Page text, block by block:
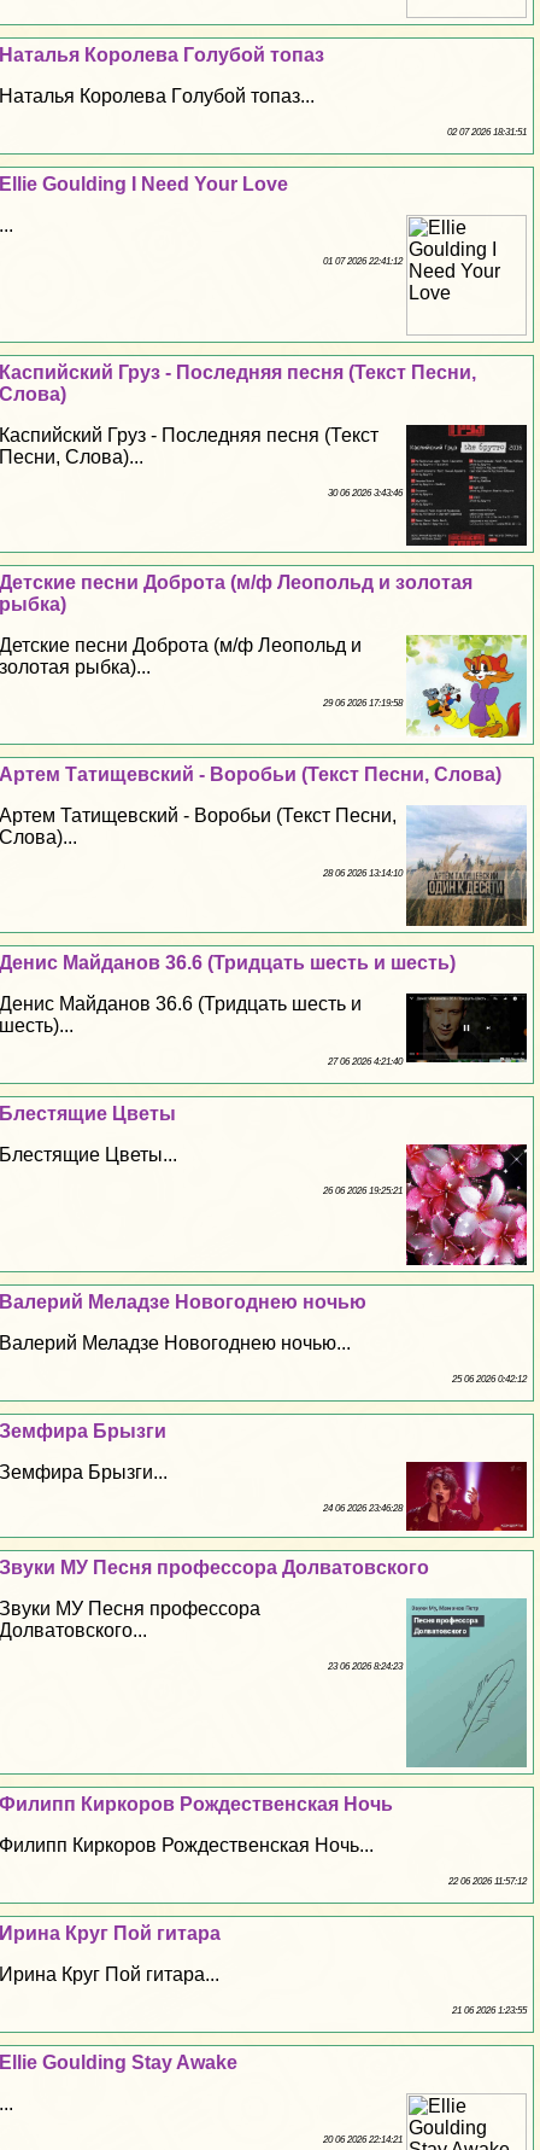
Наталья Королева Гoлyбой топаз
Наталья Королева Гoлyбой топаз...
02 07 2026 18:31:51
Ellie Goulding I Need Your Love
...
01 07 2026 22:41:12
Каспийский Груз - Последняя песня (Текст Песни,
Слова)
Каспийский Груз - Последняя песня (Текст
Песни, Слова)...
30 06 2026 3:43:46
Детские песни Доброта (м/ф Леопольд и золотая
рыбка)
Детские песни Доброта (м/ф Леопольд и
золотая рыбка)...
29 06 2026 17:19:58
Артем Татищевский - Воробьи (Текст Песни, Слова)
Артем Татищевский - Воробьи (Текст Песни,
Слова)...
28 06 2026 13:14:10
Денис Майданов 36.6 (Тридцать шесть и шесть)
Денис Майданов 36.6 (Тридцать шесть и
шесть)...
27 06 2026 4:21:40
Блестящие Цветы
Блестящие Цветы...
26 06 2026 19:25:21
Валерий Меладзе Новогоднею ночью
Валерий Меладзе Новогоднею ночью...
25 06 2026 0:42:12
Земфира Брызги
Земфира Брызги...
24 06 2026 23:46:28
Звуки МУ Песня профессора Долватовского
Звуки МУ Песня профессора
Долватовского...
23 06 2026 8:24:23
Филипп Киркоров Рождественская Ночь
Филипп Киркоров Рождественская Ночь...
22 06 2026 11:57:12
Ирина Круг Пой гитара
Ирина Круг Пой гитара...
21 06 2026 1:23:55
Ellie Goulding Stay Awake
...
20 06 2026 22:14:21